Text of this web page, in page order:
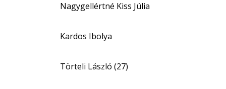
Nagygellértné Kiss Júlia
Kardos Ibolya
Törteli László (27)